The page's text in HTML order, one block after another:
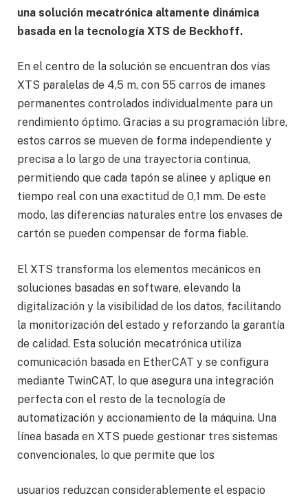
una solución mecatrónica altamente dinámica
basada en la tecnología XTS de Beckhoff.
En el centro de la solución se encuentran dos vías
XTS paralelas de 4,5 m, con 55 carros de imanes
permanentes controlados individualmente para un
rendimiento óptimo. Gracias a su programación libre,
estos carros se mueven de forma independiente y
precisa a lo largo de una trayectoria continua,
permitiendo que cada tapón se alinee y aplique en
tiempo real con una exactitud de 0,1 mm. De este
modo, las diferencias naturales entre los envases de
cartón se pueden compensar de forma fiable.
El XTS transforma los elementos mecánicos en
soluciones basadas en software, elevando la
digitalización y la visibilidad de los datos, facilitando
la monitorización del estado y reforzando la garantía
de calidad. Esta solución mecatrónica utiliza
comunicación basada en EtherCAT y se configura
mediante TwinCAT, lo que asegura una integración
perfecta con el resto de la tecnología de
automatización y accionamiento de la máquina. Una
línea basada en XTS puede gestionar tres sistemas
convencionales, lo que permite que los
usuarios reduzcan considerablemente el espacio